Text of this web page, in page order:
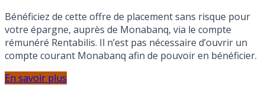
Bénéficiez de cette offre de placement sans risque pour
votre épargne, auprès de Monabanq, via le compte
rémunéré Rentabilis. Il n’est pas nécessaire d’ouvrir un
compte courant Monabanq afin de pouvoir en bénéficier.
En savoir plus